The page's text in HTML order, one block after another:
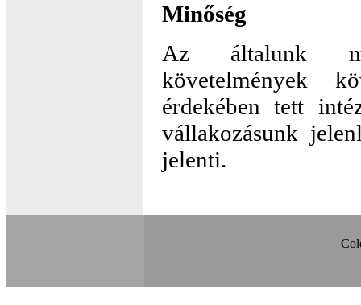
Minőség
Az általunk
követelmények
érdekében tett
vállakozásunk
jelenti.